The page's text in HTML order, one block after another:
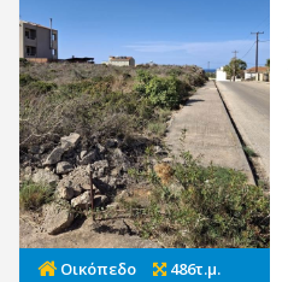
Οικόπεδο
486τ.μ.